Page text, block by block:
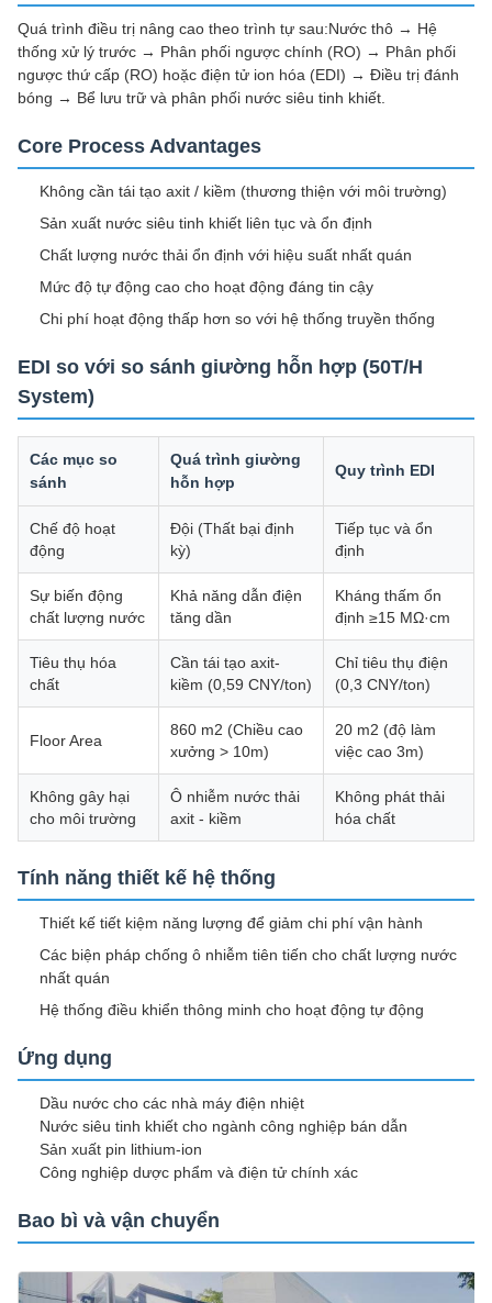
Quá trình điều trị nâng cao theo trình tự sau:Nước thô → Hệ
thống xử lý trước → Phân phối ngược chính (RO) → Phân phối
ngược thứ cấp (RO) hoặc điện tử ion hóa (EDI) → Điều trị đánh
bóng → Bể lưu trữ và phân phối nước siêu tinh khiết.
Core Process Advantages
Không cần tái tạo axit / kiềm (thương thiện với môi trường)
Sản xuất nước siêu tinh khiết liên tục và ổn định
Chất lượng nước thải ổn định với hiệu suất nhất quán
Mức độ tự động cao cho hoạt động đáng tin cậy
Chi phí hoạt động thấp hơn so với hệ thống truyền thống
EDI so với so sánh giường hỗn hợp (50T/H
System)
Các mục so
sánh
Quá trình giường
hỗn hợp
Quy trình EDI
Chế độ hoạt
động
Đội (Thất bại định
kỳ)
Tiếp tục và ổn
định
Sự biến động
chất lượng nước
Khả năng dẫn điện
tăng dần
Kháng thấm ổn
định ≥15 MΩ·cm
Tiêu thụ hóa
chất
Cần tái tạo axit-
kiềm (0,59 CNY/ton)
Chỉ tiêu thụ điện
(0,3 CNY/ton)
Floor Area
860 m2 (Chiều cao
xưởng > 10m)
20 m2 (độ làm
việc cao 3m)
Không gây hại
cho môi trường
Ô nhiễm nước thải
axit - kiềm
Không phát thải
hóa chất
Tính năng thiết kế hệ thống
Thiết kế tiết kiệm năng lượng để giảm chi phí vận hành
Các biện pháp chống ô nhiễm tiên tiến cho chất lượng nước
nhất quán
Hệ thống điều khiển thông minh cho hoạt động tự động
Ứng dụng
Dầu nước cho các nhà máy điện nhiệt
Nước siêu tinh khiết cho ngành công nghiệp bán dẫn
Sản xuất pin lithium-ion
Công nghiệp dược phẩm và điện tử chính xác
Bao bì và vận chuyển